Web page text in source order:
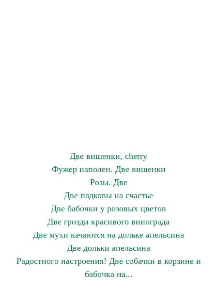
Две вишенки, cherry
Фужер наполен. Две вишенки
Розы. Две
Две подковы на счастье
Две бабочки у розовых цветов
Две грозди красивого винограда
Две мухи качаются на дольке апельсина
Две дольки апельсина
Радостного настроения! Две собачки в корзине и
бабочка на...